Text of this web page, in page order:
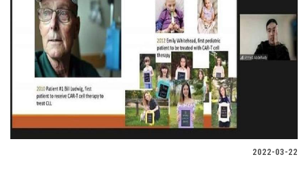
تواصل معنا
هيئة التدريس
الدراسات العليا
2022-03-22